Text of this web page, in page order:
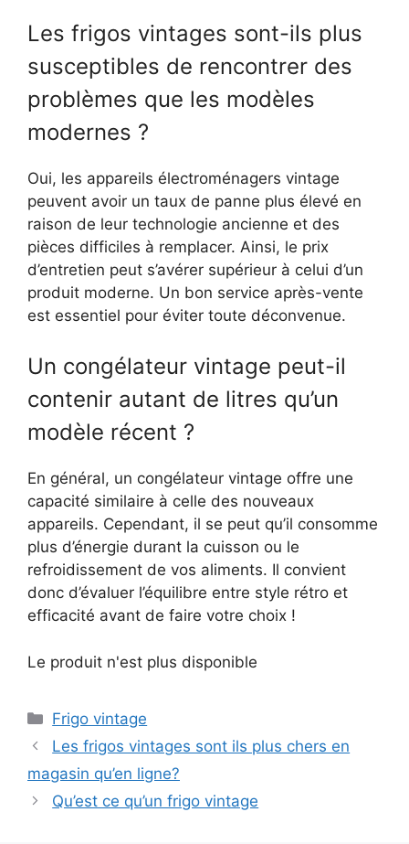
Les frigos vintages sont-ils plus
susceptibles de rencontrer des
problèmes que les modèles
modernes ?
Oui, les appareils électroménagers vintage
peuvent avoir un taux de panne plus élevé en
raison de leur technologie ancienne et des
pièces difficiles à remplacer. Ainsi, le prix
d’entretien peut s’avérer supérieur à celui d’un
produit moderne. Un bon service après-vente
est essentiel pour éviter toute déconvenue.
Un congélateur vintage peut-il
contenir autant de litres qu’un
modèle récent ?
En général, un congélateur vintage offre une
capacité similaire à celle des nouveaux
appareils. Cependant, il se peut qu’il consomme
plus d’énergie durant la cuisson ou le
refroidissement de vos aliments. Il convient
donc d’évaluer l’équilibre entre style rétro et
efficacité avant de faire votre choix !
Le produit n'est plus disponible
Catégories
Frigo vintage
Les frigos vintages sont ils plus chers en
magasin qu’en ligne?
Qu’est ce qu’un frigo vintage